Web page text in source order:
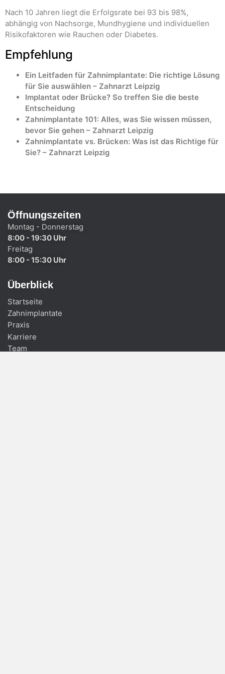
Nach 10 Jahren liegt die Erfolgsrate bei 93 bis 98%,
abhängig von Nachsorge, Mundhygiene und individuellen
Risikofaktoren wie Rauchen oder Diabetes.
Empfehlung
Ein Leitfaden für Zahnimplantate: Die richtige Lösung
für Sie auswählen – Zahnarzt Leipzig
Implantat oder Brücke? So treffen Sie die beste
Entscheidung
Zahnimplantate 101: Alles, was Sie wissen müssen,
bevor Sie gehen – Zahnarzt Leipzig
Zahnimplantate vs. Brücken: Was ist das Richtige für
Sie? – Zahnarzt Leipzig
Öffnungszeiten
Montag - Donnerstag
8:00 - 19:30 Uhr
Freitag
8:00 - 15:30 Uhr
Überblick
Startseite
Zahnimplantate
Praxis
Karriere
Team